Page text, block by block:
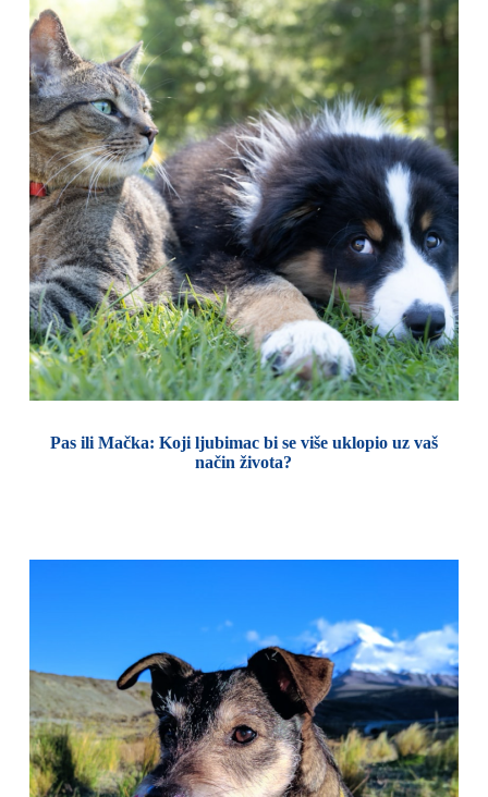
Pas ili Mačka: Koji ljubimac bi se više uklopio uz vaš
način života?